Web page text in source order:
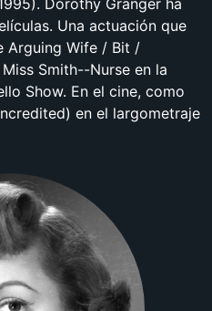
Dorothy Granger ha
Una actuación que
Arguing Wife / Bit /
Smith--Nurse en la
Show. En el cine, como
en el largometraje